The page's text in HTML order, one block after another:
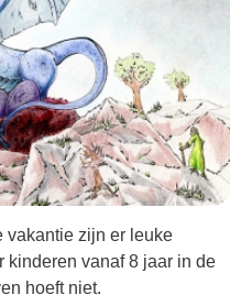
vakantie zijn er leuke
kinderen vanaf 8 jaar in de
hoeft niet.